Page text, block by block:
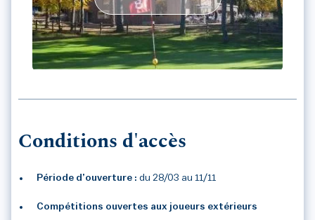
Conditions d'accès
Période d’ouverture : du 28/03 au 11/11
Compétitions ouvertes aux joueurs extérieurs